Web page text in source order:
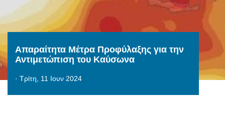
Απαραίτητα Μέτρα Προφύλαξης για την
Αντιμετώπιση του Καύσωνα
· Τρίτη, 11 Ιουν 2024